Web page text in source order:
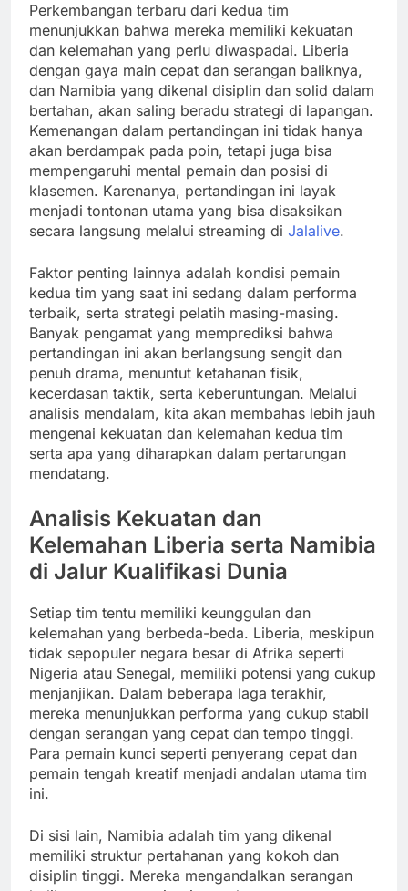
Perkembangan terbaru dari kedua tim
menunjukkan bahwa mereka memiliki kekuatan
dan kelemahan yang perlu diwaspadai. Liberia
dengan gaya main cepat dan serangan baliknya,
dan Namibia yang dikenal disiplin dan solid dalam
bertahan, akan saling beradu strategi di lapangan.
Kemenangan dalam pertandingan ini tidak hanya
akan berdampak pada poin, tetapi juga bisa
mempengaruhi mental pemain dan posisi di
klasemen. Karenanya, pertandingan ini layak
menjadi tontonan utama yang bisa disaksikan
secara langsung melalui streaming di Jalalive.
Faktor penting lainnya adalah kondisi pemain
kedua tim yang saat ini sedang dalam performa
terbaik, serta strategi pelatih masing-masing.
Banyak pengamat yang memprediksi bahwa
pertandingan ini akan berlangsung sengit dan
penuh drama, menuntut ketahanan fisik,
kecerdasan taktik, serta keberuntungan. Melalui
analisis mendalam, kita akan membahas lebih jauh
mengenai kekuatan dan kelemahan kedua tim
serta apa yang diharapkan dalam pertarungan
mendatang.
Analisis Kekuatan dan
Kelemahan Liberia serta Namibia
di Jalur Kualifikasi Dunia
Setiap tim tentu memiliki keunggulan dan
kelemahan yang berbeda-beda. Liberia, meskipun
tidak sepopuler negara besar di Afrika seperti
Nigeria atau Senegal, memiliki potensi yang cukup
menjanjikan. Dalam beberapa laga terakhir,
mereka menunjukkan performa yang cukup stabil
dengan serangan yang cepat dan tempo tinggi.
Para pemain kunci seperti penyerang cepat dan
pemain tengah kreatif menjadi andalan utama tim
ini.
Di sisi lain, Namibia adalah tim yang dikenal
memiliki struktur pertahanan yang kokoh dan
disiplin tinggi. Mereka mengandalkan serangan